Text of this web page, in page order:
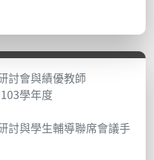
討會與績優教師
學年度
討與學生輔導聯席會議手